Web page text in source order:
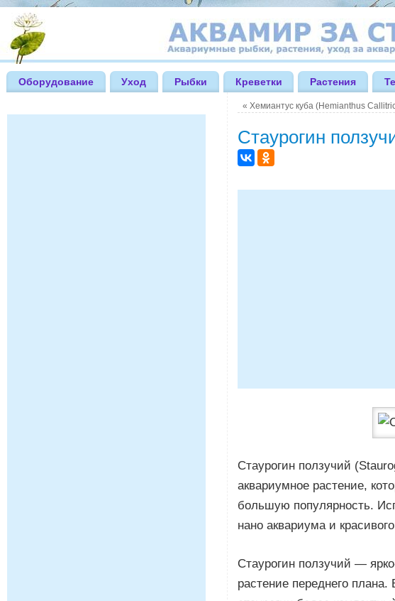
Оборудование Уход Рыбки Креветки Растения
« Хемиантус куба (Hemianthus
Стаурогин
Стаурогин ползучий
аквариумное растение,
большую популярность.
нано аквариума и
Стаурогин ползучий —
растение переднего